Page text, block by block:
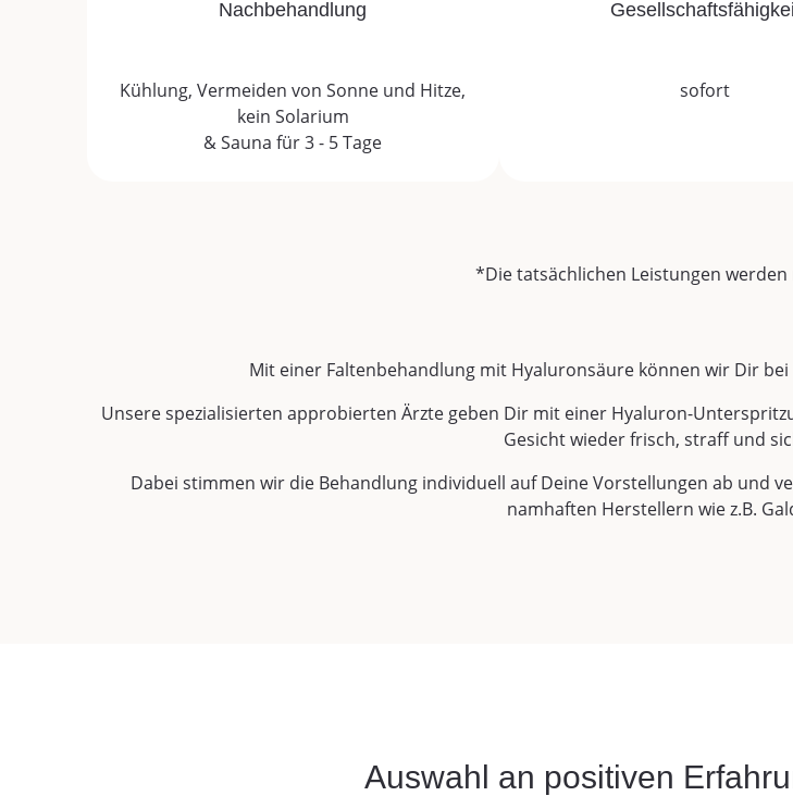
Nachbehandlung
Kühlung, Vermeiden von Sonne und Hitze,
kein Solarium
& Sauna für 3 - 5 Tage
sofort
*Die tatsächlichen Leistungen werden
Mit einer Faltenbehandlung mit Hyaluronsäure können wir Dir
Unsere spezialisierten approbierten Ärzte geben Dir mit einer Hyaluron-
Gesicht wieder frisch, straff und
Dabei stimmen wir die Behandlung individuell auf Deine Vorstellungen ab und
namhaften Herstellern wie z.B.
Auswahl an positiven